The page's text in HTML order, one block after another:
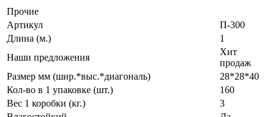
Прочие
Артикул
П-300
Длина (м.)
1
Наши предложения
Хит
продаж
Размер мм (шир.*выс.*диагональ)
28*28*40
Кол-во в 1 упаковке (шт.)
160
Вес 1 коробки (кг.)
3